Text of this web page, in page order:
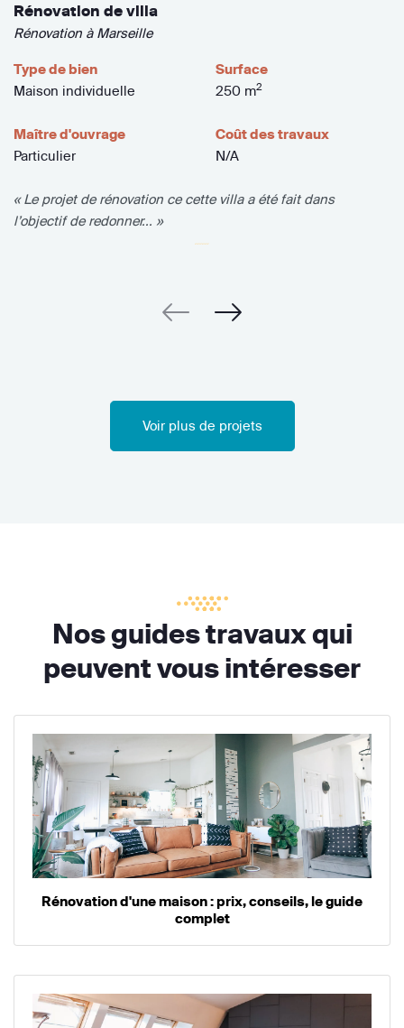
Rénovation de villa
Rénovation à Marseille
Type de bien
Maison individuelle
Surface
250 m2
Maître d'ouvrage
Particulier
Coût des travaux
N/A
« Le projet de rénovation ce cette villa a été fait dans
l’objectif de redonner... »
Voir plus de projets
Nos guides travaux qui
peuvent vous intéresser
Rénovation d'une maison : prix, conseils, le guide
complet